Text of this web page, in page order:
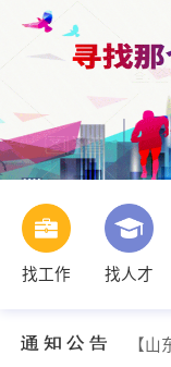
找工作 找人才
王部
【